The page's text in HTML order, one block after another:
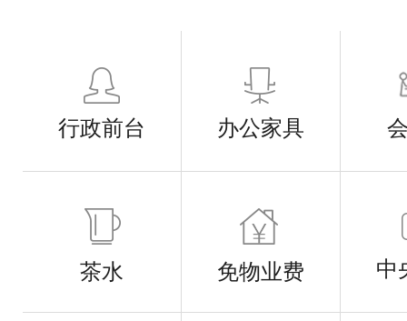
行政前台 办公家具
茶水 免物业费 中